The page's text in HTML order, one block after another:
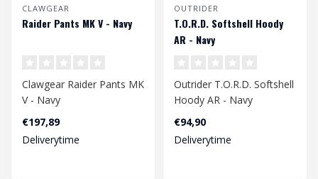
CLAWGEAR
Raider Pants MK V - Navy
Clawgear Raider Pants MK
V - Navy
€197,89
Deliverytime
OUTRIDER
T.O.R.D. Softshell Hoody
AR - Navy
Outrider T.O.R.D. Softshell
Hoody AR - Navy
€94,90
Deliverytime